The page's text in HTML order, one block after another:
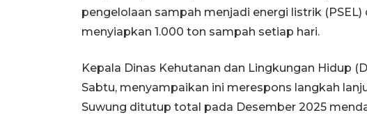
pengelolaan sampah menjadi energi listrik
menyiapkan 1.000 ton sampah setiap hari.
Kepala Dinas Kehutanan dan Lingkungan Hidup
Sabtu, menyampaikan ini merespons langkah
Suwung ditutup total pada Desember 2025